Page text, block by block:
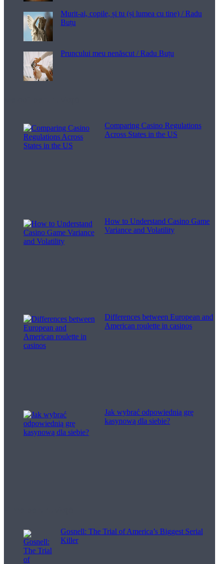
Murit-ai, copile, și tu (și lumea cu tine) / Radu
Buțu
Pruncului meu nenăscut / Radu Buțu
Comparing Casino Regulations
Across States in the US
How to Understand Casino Game
Variance and Volatility
Differences between European and
American roulette in casinos
Jak wybrać odpowiednią grę
kasynową dla siebie?
Gosnell: The Trial of America’s Biggest Serial
Killer